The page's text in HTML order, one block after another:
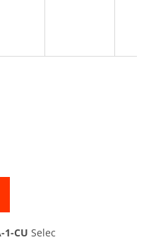
1-CU Selec